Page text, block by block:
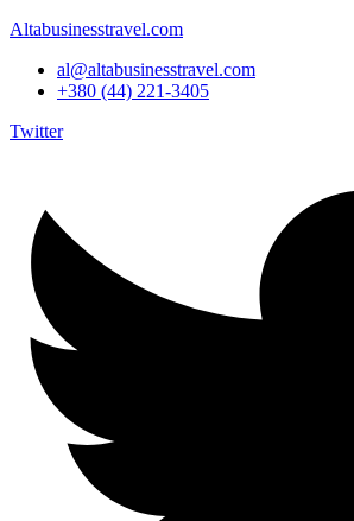
Altabusinesstravel.com
al@altabusinesstravel.com
+380 (44) 221-3405
Twitter